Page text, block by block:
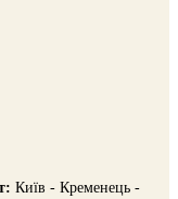
Київ - Кременець -